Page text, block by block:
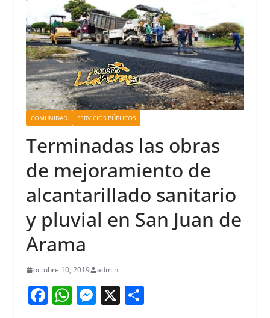
COMUNIDAD SERVICIOS PÚBLICOS
Terminadas las obras
de mejoramiento de
alcantarillado sanitario
y pluvial en San Juan de
Arama
octubre 10, 2019 admin
F W M X S